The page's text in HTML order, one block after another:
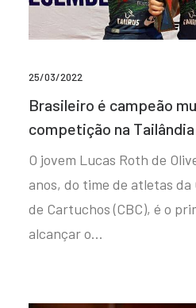
25/03/2022
Brasileiro é campeão
competição na Tailândia
O jovem Lucas Roth de
anos, do time de atletas da
de Cartuchos (CBC), é o
alcançar o…